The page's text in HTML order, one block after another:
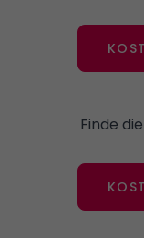
Finde